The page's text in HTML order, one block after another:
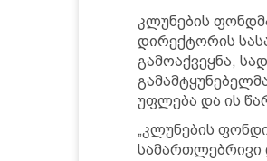
კლუნების
დირექტორის
გამოაქვეყნა,
უფლება და ის
„კლუნების
სამართლებრივი